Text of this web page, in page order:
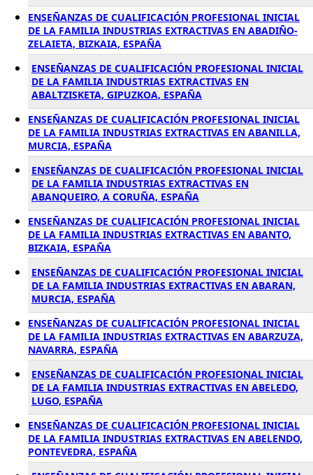
ENSEÑANZAS DE CUALIFICACIÓN PROFESIONAL INICIAL
DE LA FAMILIA INDUSTRIAS EXTRACTIVAS EN ABADIÑO-
ZELAIETA, BIZKAIA, ESPAÑA
ENSEÑANZAS DE CUALIFICACIÓN PROFESIONAL INICIAL
DE LA FAMILIA INDUSTRIAS EXTRACTIVAS EN
ABALTZISKETA, GIPUZKOA, ESPAÑA
ENSEÑANZAS DE CUALIFICACIÓN PROFESIONAL INICIAL
DE LA FAMILIA INDUSTRIAS EXTRACTIVAS EN ABANILLA,
MURCIA, ESPAÑA
ENSEÑANZAS DE CUALIFICACIÓN PROFESIONAL INICIAL
DE LA FAMILIA INDUSTRIAS EXTRACTIVAS EN
ABANQUEIRO, A CORUÑA, ESPAÑA
ENSEÑANZAS DE CUALIFICACIÓN PROFESIONAL INICIAL
DE LA FAMILIA INDUSTRIAS EXTRACTIVAS EN ABANTO,
BIZKAIA, ESPAÑA
ENSEÑANZAS DE CUALIFICACIÓN PROFESIONAL INICIAL
DE LA FAMILIA INDUSTRIAS EXTRACTIVAS EN ABARAN,
MURCIA, ESPAÑA
ENSEÑANZAS DE CUALIFICACIÓN PROFESIONAL INICIAL
DE LA FAMILIA INDUSTRIAS EXTRACTIVAS EN ABARZUZA,
NAVARRA, ESPAÑA
ENSEÑANZAS DE CUALIFICACIÓN PROFESIONAL INICIAL
DE LA FAMILIA INDUSTRIAS EXTRACTIVAS EN ABELEDO,
LUGO, ESPAÑA
ENSEÑANZAS DE CUALIFICACIÓN PROFESIONAL INICIAL
DE LA FAMILIA INDUSTRIAS EXTRACTIVAS EN ABELENDO,
PONTEVEDRA, ESPAÑA